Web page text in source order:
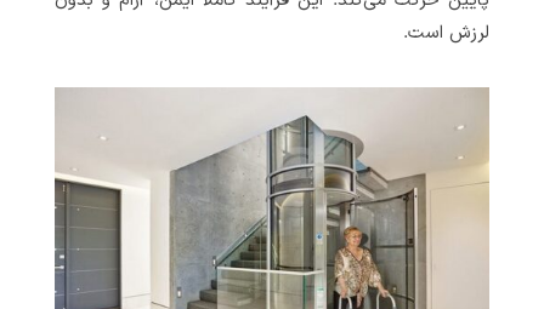
لرزش است.